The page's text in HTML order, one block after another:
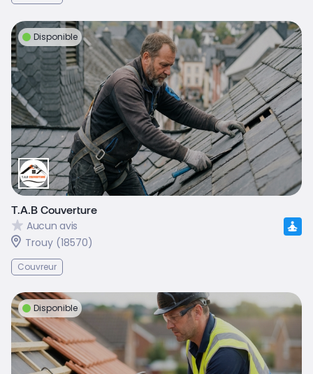
Disponible
T.A.B Couverture
Aucun avis
Trouy (18570)
Couvreur
Disponible